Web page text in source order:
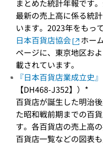
まとめた統計年報です
最新の売上高に係る統
います。2023年をもっ
日本百貨店協会
ホー
ページに、東京地区お
載されています。
『日本百貨店業成立史』
【DH468-J352】）*
百貨店が誕生した明治
た昭和戦前期までの百
す。各百貨店の売上高
百貨店一覧などの図表